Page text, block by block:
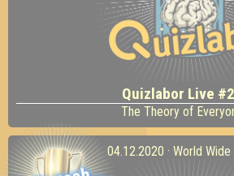
Quizlabor Live
The Theory of
04.12.2020 · World Wide